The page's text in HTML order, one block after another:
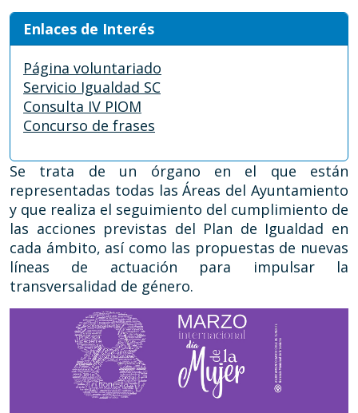
Enlaces de Interés
Página voluntariado
Servicio Igualdad SC
Consulta IV PIOM
Concurso de frases
Se trata de un órgano en el que están
representadas todas las Áreas del Ayuntamiento
y que realiza el seguimiento del cumplimiento de
las acciones previstas del Plan de Igualdad en
cada ámbito, así como las propuestas de nuevas
líneas de actuación para impulsar la
transversalidad de género.